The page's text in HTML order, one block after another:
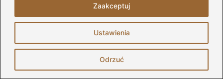
Ustawienia
Odrzuć
Zaakceptuj
Jak naoliwić drzwi bez skrzypienia?